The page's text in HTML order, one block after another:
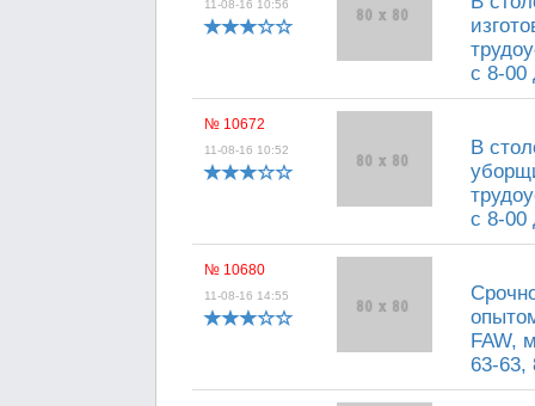
11-08-16 10:56
с 8-00
№ 10672
11-08-16 10:52
В
с 8-00
№ 10680
11-08-16 14:55
FAW,
63-63,